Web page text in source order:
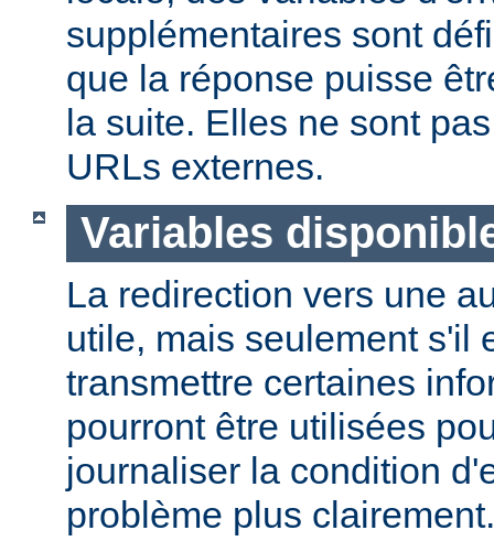
supplémentaires sont
que la réponse puisse
la suite. Elles ne sont
URLs externes.
Variables
La redirection vers une
utile, mais seulement s'il
transmettre certaines
pourront être utilisées
journaliser la condition
problème plus clairement.